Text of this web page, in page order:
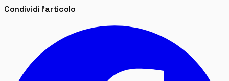
Condividi l'articolo